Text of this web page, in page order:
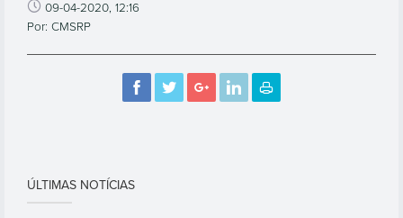
09-04-2020, 12:16
Por: CMSRP
ÚLTIMAS NOTÍCIAS